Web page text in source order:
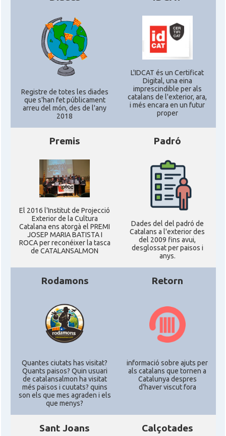
Registre de totes les diades
que s'han fet públicament
arreu del món, des de l'any
2018
L'IDCAT és un Certificat
Digital, una eina
imprescindible per als
catalans de l'exterior, ara,
i més encara en un futur
proper
Premis
El 2016 l'Institut de Projecció
Exterior de la Cultura
Catalana ens atorgà el PREMI
JOSEP MARIA BATISTA I
ROCA per reconéixer la tasca
de CATALANSALMON
Padró
Dades del del padró de
Catalans a l'exterior des
del 2009 fins avui,
desglossat per paisos i
anys.
Rodamons
Quantes ciutats has visitat?
Quants paisos? Quin usuari
de catalansalmon ha visitat
més països i cuutats? quins
son els que mes agraden i els
que menys?
Retorn
informació sobre ajuts per
als catalans que tornen a
Catalunya despres
d'haver viscut fora
Sant Joans Calçotades